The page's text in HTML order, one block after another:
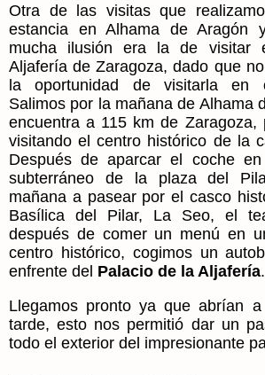
Otra de las visitas que
estancia en Alhama de Aragón
mucha ilusión era la de visitar
Aljafería de Zaragoza, dado que
la oportunidad de visitarla en
Salimos por la mañana de Alhama
encuentra a 115 km de
visitando el centro histórico de la
Después de aparcar el coche
subterráneo de la plaza del
mañana a pasear por el casco
Basílica del Pilar, La Seo, el
después de comer un menú en
centro histórico, cogimos un
enfrente del Palacio de la Aljafería.
Llegamos pronto ya que abrían
tarde, esto nos permitió dar un
todo el exterior del impresionante